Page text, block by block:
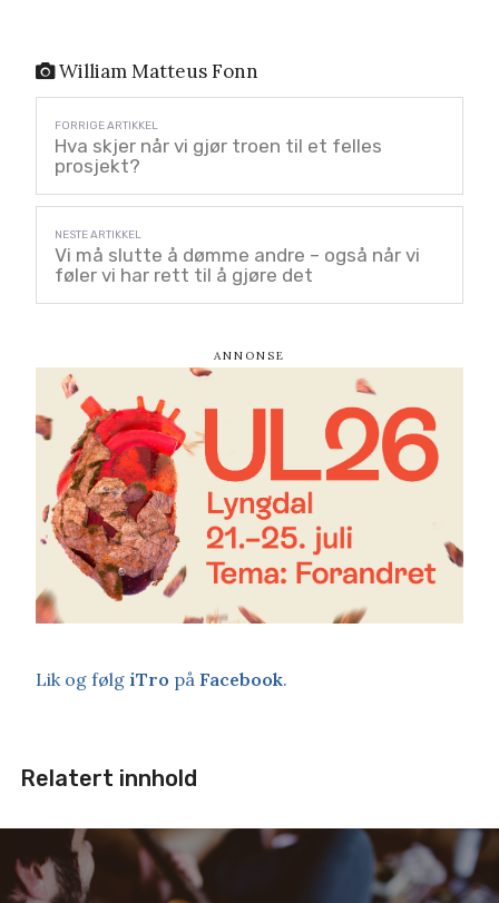
William Matteus Fonn
Hva skjer når vi gjør troen til et felles
prosjekt?
Vi må slutte å dømme andre – også når vi
føler vi har rett til å gjøre det
Lik og følg iTro på Facebook.
Relatert innhold